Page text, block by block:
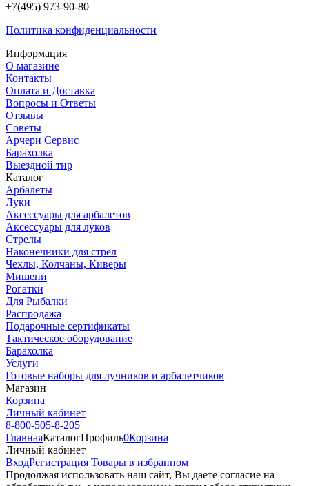
+7(495) 973-90-80
Политика конфиденциальности
Информация
О магазине
Контакты
Оплата и Доставка
Вопросы и Ответы
Отзывы
Советы
Арчери Сервис
Барахолка
Выездной тир
Каталог
Арбалеты
Луки
Аксессуары для арбалетов
Аксессуары для луков
Стрелы
Наконечники для стрел
Чехлы, Колчаны, Киверы
Мишени
Рогатки
Для Рыбалки
Распродажа
Подарочные сертификаты
Тактическое оборудование
Барахолка
Услуги
Готовые наборы для лучников и арбалетчиков
Магазин
Корзина
Личный кабинет
8-800-505-8-205
ГлавнаяКаталогПрофиль0Корзина
Личный кабинет
ВходРегистрация Товары в избранном
Продолжая использовать наш cайт, Вы даете согласие на